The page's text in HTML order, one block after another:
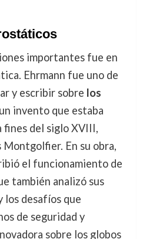
importantes fue en
Ehrmann fue uno de
y escribir sobre los
invento que estaba
fines del siglo XVIII,
Montgolfier. En su obra,
el funcionamiento de
también analizó sus
los desafíos que
de seguridad y
sobre los globos